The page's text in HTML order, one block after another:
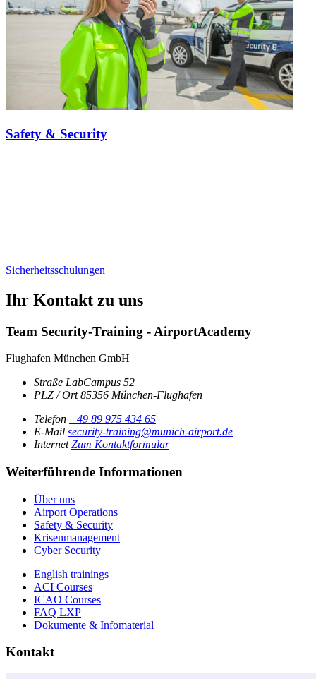
Safety & Security
Sicherheitsschulungen
Ihr Kontakt zu uns
Team Security-Training - AirportAcademy
Flughafen München GmbH
Straße LabCampus 52
PLZ / Ort 85356 München-Flughafen
Telefon +49 89 975 434 65
E-Mail security-training@munich-airport.de
Internet Zum Kontaktformular
Weiterführende Informationen
Über uns
Airport Operations
Safety & Security
Krisenmanagement
Cyber Security
English trainings
ACI Courses
ICAO Courses
FAQ LXP
Dokumente & Infomaterial
Kontakt